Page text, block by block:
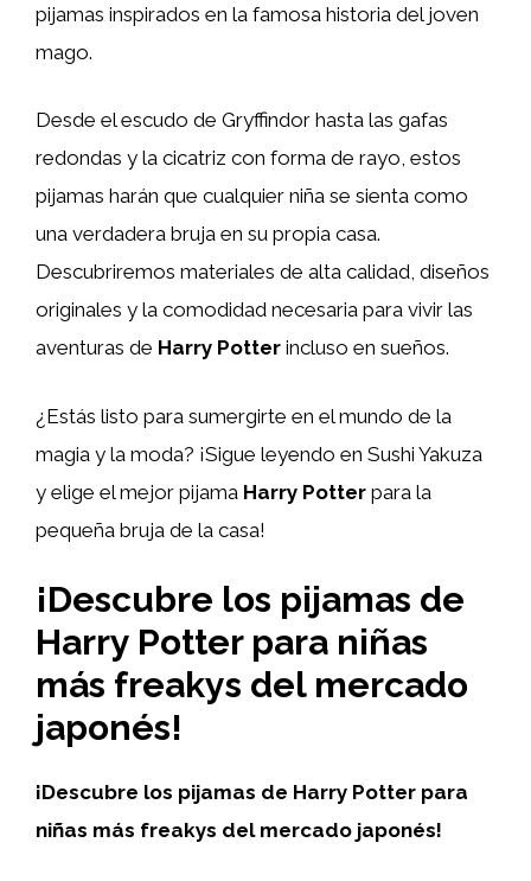
pijamas inspirados en la famosa historia del joven
mago.
Desde el escudo de Gryffindor hasta las gafas
redondas y la cicatriz con forma de rayo, estos
pijamas harán que cualquier niña se sienta como
una verdadera bruja en su propia casa.
Descubriremos materiales de alta calidad, diseños
originales y la comodidad necesaria para vivir las
aventuras de Harry Potter incluso en sueños.
¿Estás listo para sumergirte en el mundo de la
magia y la moda? ¡Sigue leyendo en Sushi Yakuza
y elige el mejor pijama Harry Potter para la
pequeña bruja de la casa!
¡Descubre los pijamas de
Harry Potter para niñas
más freakys del mercado
japonés!
¡Descubre los pijamas de Harry Potter para
niñas más freakys del mercado japonés!